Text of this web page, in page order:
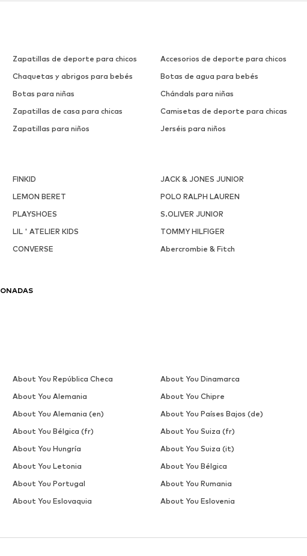
Zapatillas de deporte para chicos Accesorios de deporte para chicos
Chaquetas y abrigos para bebés Botas de agua para bebés
Botas para niñas Chándals para niñas
Zapatillas de casa para chicas Camisetas de deporte para chicas
Zapatillas para niños Jerséis para niños
FINKID JACK & JONES JUNIOR
LEMON BERET POLO RALPH LAUREN
PLAYSHOES S.OLIVER JUNIOR
LIL ' ATELIER KIDS TOMMY HILFIGER
CONVERSE Abercrombie & Fitch
About You República Checa About You Dinamarca
About You Alemania About You Chipre
About You Alemania (en) About You Países Bajos (de)
About You Bélgica (fr) About You Suiza (fr)
About You Hungría About You Suiza (it)
About You Letonia About You Bélgica
About You Portugal About You Rumania
About You Eslovaquia About You Eslovenia